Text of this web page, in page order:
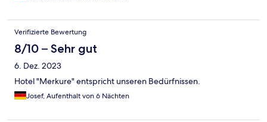
Verifizierte Bewertung
8/10 – Sehr gut
6. Dez. 2023
Hotel "Merkure" entspricht unseren Bedürfnissen.
Josef, Aufenthalt von 6 Nächten